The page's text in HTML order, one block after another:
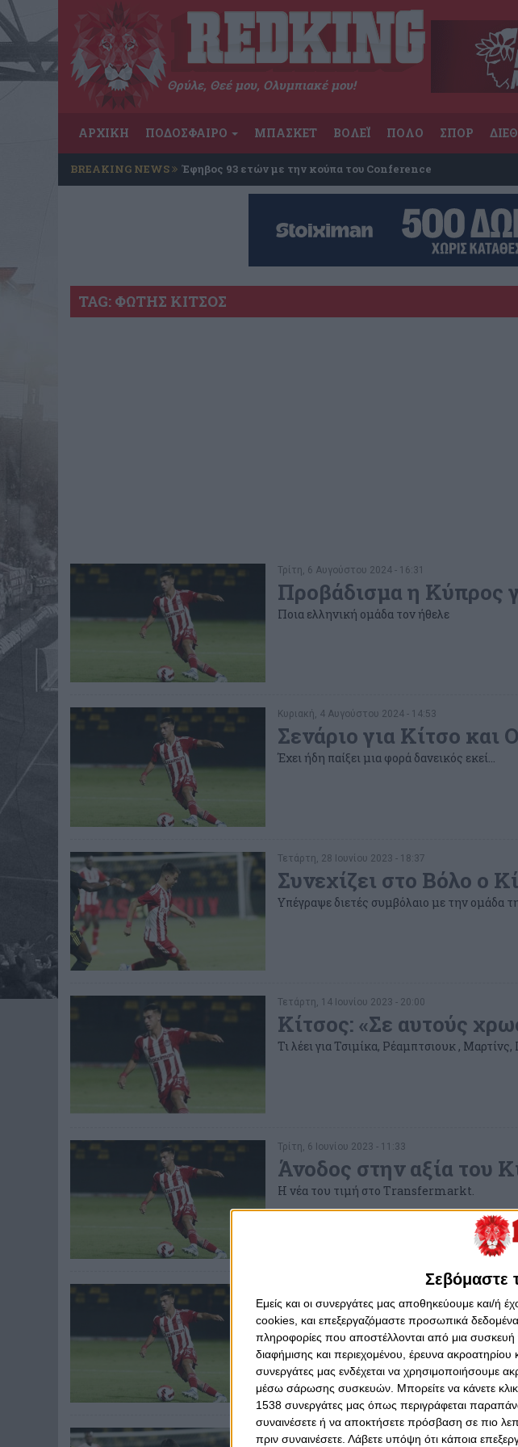
Σεβόμαστε
Εμείς και οι συνεργάτες μας αποθηκεύουμε και/
cookies, και επεξεργαζόμαστε προσωπικά
πληροφορίες που αποστέλλονται από μια συσκευή
διαφήμισης και περιεχομένου, έρευνα
συνεργάτες μας ενδέχεται να χρησιμοποιήσουμε
μέσω σάρωσης συσκευών. Μπορείτε να κάνετε κλικ
1538 συνεργάτες μας όπως περιγράφεται
συναινέσετε ή να αποκτήσετε πρόσβαση σε πιο
πριν συναινέσετε. Λάβετε υπόψη ότι κάποια
Θρύλε, Θεέ μου, Ολυμπιακέ μου!
ΑΡΧΙΚΗ ΠΟΔΟΣΦΑΙΡΟ ΜΠΑΣΚΕΤ ΒΟΛΕΪ ΠΟΛΟ ΣΠΟΡ
BREAKING NEWS Έφηβος 93 ετών με την κούπα του Conference
TAG: ΦΩΤΗΣ ΚΙΤΣΟΣ
Τρίτη, 6 Αυγούστου 2024 - 16:31
Προβάδισμα η Κύπρος
Ποια ελληνική ομάδα τον ήθελε
Κυριακή, 4 Αυγούστου 2024 - 14:53
Σενάριο για Κίτσο και
Έχει ήδη παίξει μια φορά δανεικός εκεί…
Τετάρτη, 28 Ιουνίου 2023 - 18:37
Συνεχίζει στο Βόλο ο
Υπέγραψε διετές συμβόλαιο με την ομάδα
Τετάρτη, 14 Ιουνίου 2023 - 20:00
Κίτσος: «Σε αυτούς
Τι λέει για Τσιμίκα, Ρέαμπτσιουκ ,
Τρίτη, 6 Ιουνίου 2023 - 11:33
Άνοδος στην αξία του
Η νέα του τιμή στο Τransfermarkt.
O απολογισμός
«Ο Φώτης εργάστηκε με επαγγελματισμό
Παρασκευή, 2 Ιουνίου 2023 - 22:16